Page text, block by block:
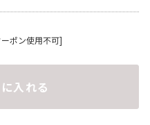
ポン使用不可]
入れる